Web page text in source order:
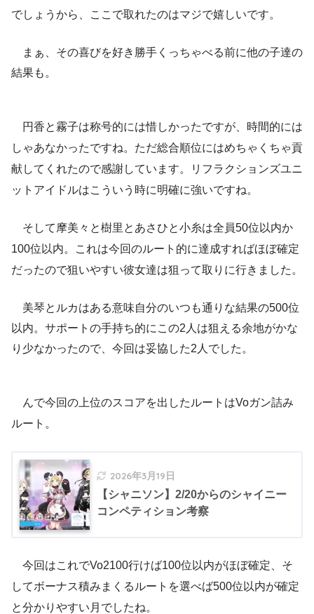
でしょうから、ここで取れたのはマジで嬉しいです。
まぁ、その喜びを好き勝手くっちゃべる前に他の子達の
結果も。
円香と霧子は称号的には惜しかったですが、時間的には
しゃあなかったですね。ただ総合順位にはめちゃくちゃ貢
献してくれたので感謝しています。リフラクションズユニ
ットアイドルはこういう時に明確に強いですね。
そして摩美々と樹里とあさひと小糸は全員50位以内か
100位以内。これは今回のルート的に達成すればほぼ確定
だったので狙いやすい彼女達は狙って取りに行きました。
美琴とルカはある意味自分のいつも通りな結果の500位
以内。サポートの手持ち的にこの2人は狙える余地がかな
り少なかったので、今回は妥協した2人でした。
んで今回の上位のスコアを出したルートはVoガン詰み
ルート。
2026年3月19日
【シャニソン】2/20からのシャイニー
コンペティション考察
今回はこれでVo2100行けば100位以内がほぼ確定、そ
してボーナス積みまくるルートを選べば500位以内が確定
と分かりやすい月でしたね。